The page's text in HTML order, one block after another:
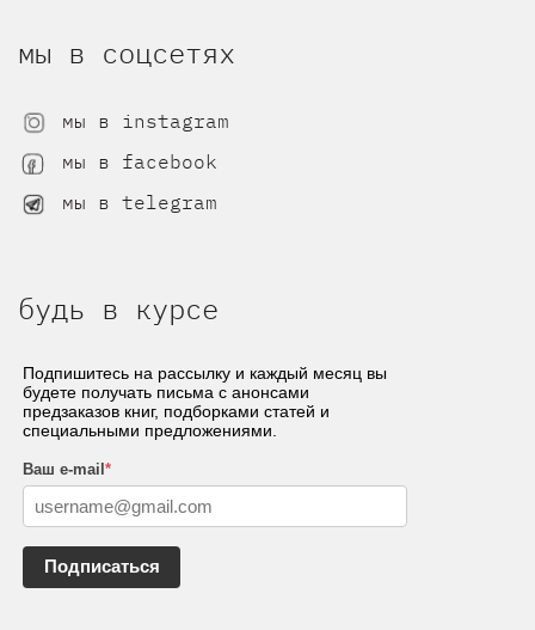
мы в соцсетях
мы в instagram
мы в facebook
мы в telegram
будь в курсе
Подпишитесь на рассылку и каждый месяц вы
будете получать письма с анонсами
предзаказов книг, подборками статей и
специальными предложениями.
Ваш e-mail *
Подписаться